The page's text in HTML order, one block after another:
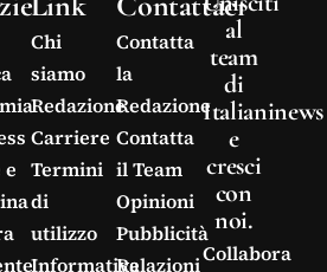
e
Chi
siamo
Redazione
Carriere
Termini
di
utilizzo
Informativa
Contatta
la
Redazione
Contatta
il Team
Opinioni
Pubblicità
Relazioni
al
team
di
Italianinews
e
cresci
con
noi.
Collabora